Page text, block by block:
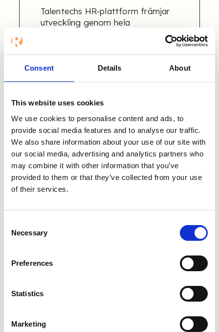
Consent Details About
This website uses cookies
We use cookies to personalise content and ads, to
provide social media features and to analyse our traffic.
We also share information about your use of our site with
our social media, advertising and analytics partners who
may combine it with other information that you’ve
provided to them or that they’ve collected from your use
of their services.
Selection
Necessary
Preferences
Statistics
Marketing
Talentechs HR-plattform främjar
utveckling genom hela
attrahera rätt kandidater till att
rekrytera, onboarda, engagera,
utveckla och offboarda
medarbetare. Verksamma i 7
hanterar över 10 miljoner
Vill du veta mer?